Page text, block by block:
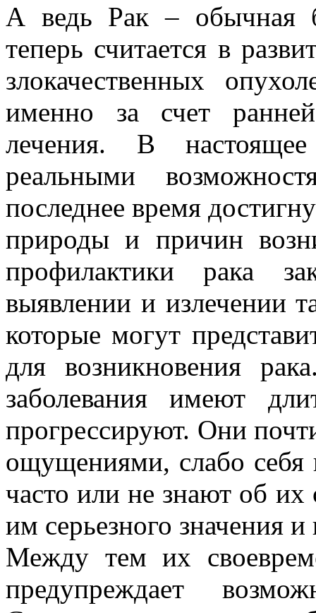
А ведь Рак – обычная
теперь считается в
злокачественных
именно за счет
лечения. В
реальными
последнее время
природы и причин
профилактики рака
выявлении и излечении
которые могут
для возникновения
заболевания имеют
прогрессируют. Они
ощущениями, слабо себя
часто или не знают об
им серьезного значения и
Между тем их
предупреждает